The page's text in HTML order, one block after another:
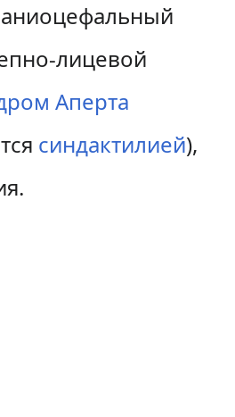
лицевой
Аперта
синдактилией),